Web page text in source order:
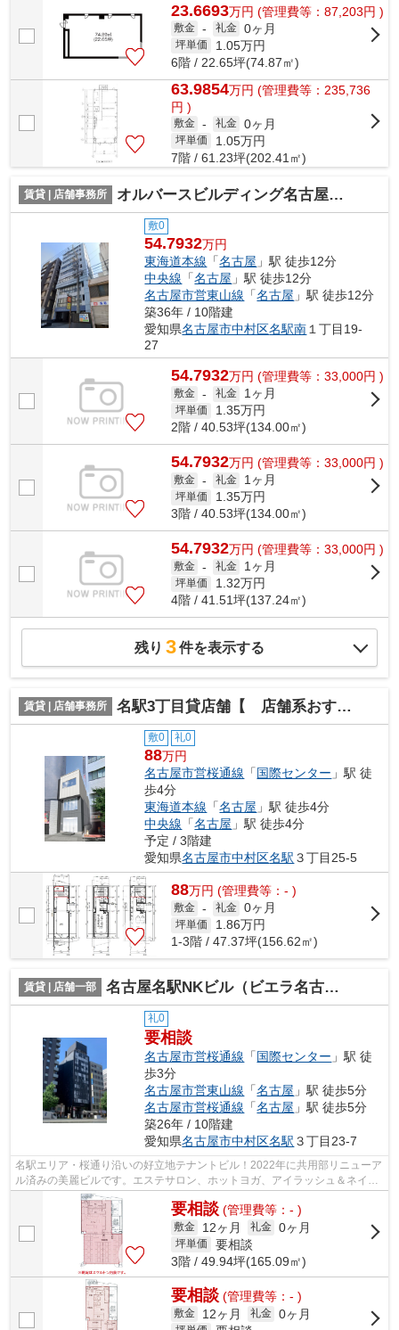
23.6693万円 (管理費等：87,203円 )
敷金 - 礼金 0ヶ月
坪単価 1.05万円
6階 / 22.65坪(74.87㎡)
63.9854万円 (管理費等：235,736
円 )
敷金 - 礼金 0ヶ月
坪単価 1.05万円
7階 / 61.23坪(202.41㎡)
賃貸 | 店舗事務所 オルバースビルディング名古屋【 サロン系おすすめ 】
敷0
54.7932万円
東海道本線 「名古屋 」駅 徒歩12分
中央線 「名古屋 」駅 徒歩12分
名古屋市営東山線 「名古屋 」駅 徒歩12分
築36年 / 10階建
愛知県名古屋市中村区名駅南１丁目19-
27
54.7932万円 (管理費等：33,000円 )
敷金 - 礼金 1ヶ月
坪単価 1.35万円
2階 / 40.53坪(134.00㎡)
54.7932万円 (管理費等：33,000円 )
敷金 - 礼金 1ヶ月
坪単価 1.35万円
3階 / 40.53坪(134.00㎡)
54.7932万円 (管理費等：33,000円 )
敷金 - 礼金 1ヶ月
坪単価 1.32万円
4階 / 41.51坪(137.24㎡)
残り 3件を表示する
賃貸 | 店舗事務所 名駅3丁目貸店舗【 店舗系おすすめ 】
敷0 礼0
88万円
名古屋市営桜通線 「国際センター 」駅 徒
歩4分
東海道本線 「名古屋 」駅 徒歩4分
中央線 「名古屋 」駅 徒歩4分
予定 / 3階建
愛知県名古屋市中村区名駅 ３丁目25-5
88万円 (管理費等：- )
敷金 - 礼金 0ヶ月
坪単価 1.86万円
1-3階 / 47.37坪(156.62㎡)
賃貸 | 店舗一部 名古屋名駅NKビル（ビエラ名古屋名駅）【 サロン系おすすめ 】
礼0
要相談
名古屋市営桜通線 「国際センター 」駅 徒
歩3分
名古屋市営東山線 「名古屋 」駅 徒歩5分
名古屋市営桜通線 「名古屋 」駅 徒歩5分
築26年 / 10階建
愛知県名古屋市中村区名駅 ３丁目23-7
名駅エリア・桜通り沿いの好立地テナントビル！2022年に共用部リニューア
ル済みの美麗ビルです。エステサロン、ホットヨガ、アイラッシュ＆ネイル
など20～40代の女性をターゲットにし...
要相談 (管理費等：- )
敷金 12ヶ月 礼金 0ヶ月
坪単価
要相談
3階 / 49.94坪(165.09㎡)
要相談 (管理費等：- )
敷金 12ヶ月 礼金 0ヶ月